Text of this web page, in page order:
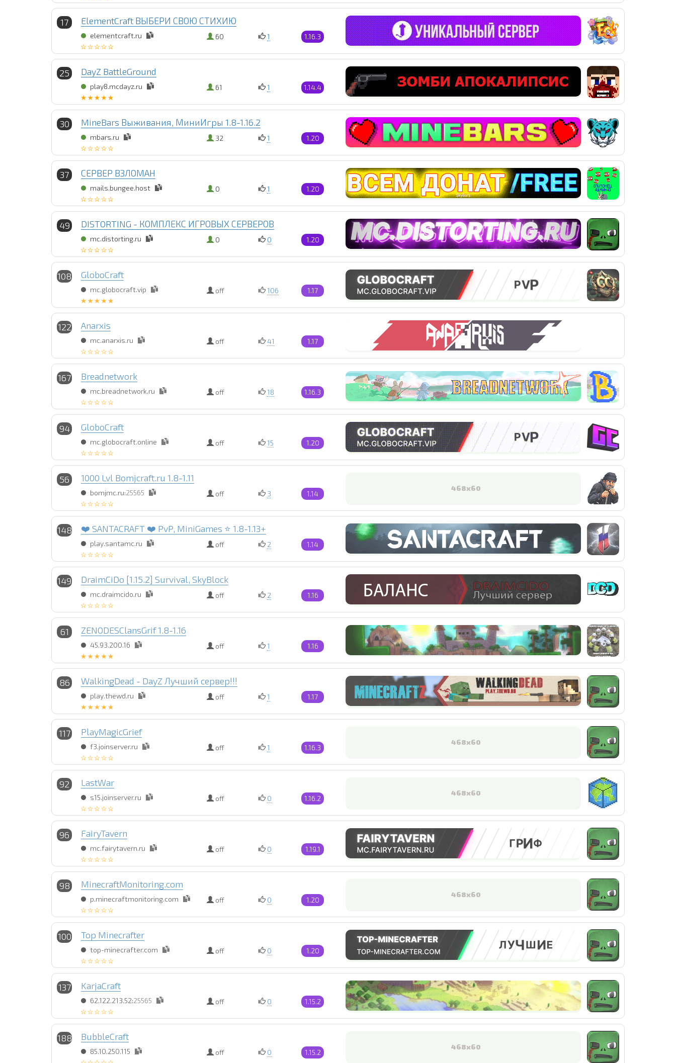
17 ElementCraft ВЫБЕРИ СВОЮ СТИХИЮ
elementcraft.ru 60 1 1.16.3
25 DayZ BattleGround
play8.mcdayz.ru 61 1 1.14.4
30 MineBars Выживания, МиниИгры 1.8-1.16.2
mbars.ru 32 1 1.20
37 СЕРВЕР ВЗЛОМАН
mails.bungee.host 0 1 1.20
49 DISTORTING - КОМПЛЕКС ИГРОВЫХ СЕРВЕРОВ
mc.distorting.ru 0 0 1.20
108 GloboCraft
mc.globocraft.vip off 106 1.17
122 Anarxis
mc.anarxis.ru off 41 1.17
167 Breadnetwork
mc.breadnetwork.ru off 18 1.16.3
94 GloboCraft
mc.globocraft.online off 15 1.20
56 1000 Lvl Bomjcraft.ru 1.8-1.11
bomjmc.ru:25565 off 3 1.14
148 ❤️ SANTACRAFT ❤️ PvP, MiniGames ⭐ 1.8-1.13+
play.santamc.ru off 2 1.14
149 DraimCiDo [1.15.2] Survival, SkyBlock
mc.draimcido.ru off 2 1.16
61 ZENODESClansGrif 1.8-1.16
45.93.200.16 off 1 1.16
86 WalkingDead - DayZ Лучший сервер!!!
play.thewd.ru off 1 1.17
117 PlayMagicGrief
f3.joinserver.ru off 1 1.16.3
92 LastWar
s15.joinserver.ru off 0 1.16.2
96 FairyTavern
mc.fairytavern.ru off 0 1.19.1
98 MinecraftMonitoring.com
p.minecraftmonitoring.com off 0 1.20
100 Top Minecrafter
top-minecrafter.com off 0 1.20
137 KarjaCraft
62.122.213.52:25565 off 0 1.15.2
188 BubbleCraft
85.10.250.115 off 0 1.15.2